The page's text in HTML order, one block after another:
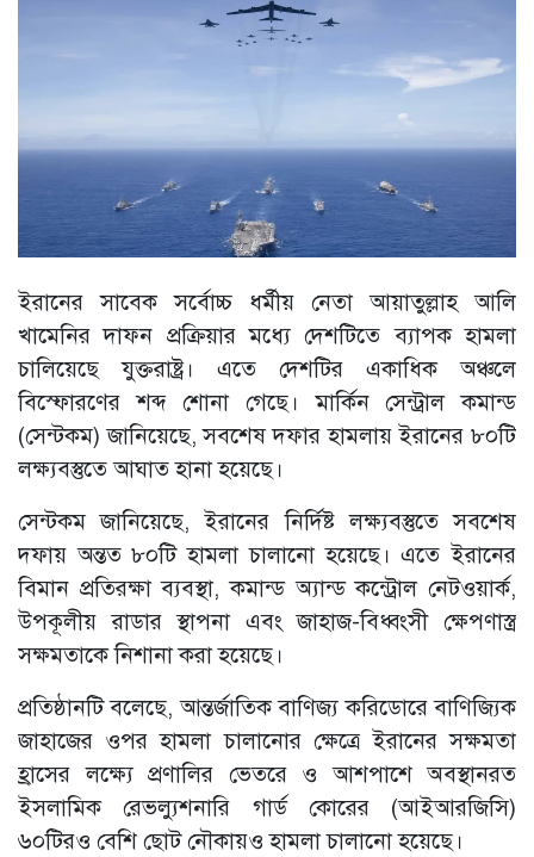
ইরানের সাবেক সর্বোচ্চ ধর্মীয় নেতা আয়াতুল্লাহ আলি
খামেনির দাফন প্রক্রিয়ার মধ্যে দেশটিতে ব্যাপক হামলা
চালিয়েছে যুক্তরাষ্ট্র। এতে দেশটির একাধিক অঞ্চলে
বিস্ফোরণের শব্দ শোনা গেছে। মার্কিন সেন্ট্রাল কমান্ড
(সেন্টকম) জানিয়েছে, সবশেষ দফার হামলায় ইরানের ৮০টি
লক্ষ্যবস্তুতে আঘাত হানা হয়েছে।
সেন্টকম জানিয়েছে, ইরানের নির্দিষ্ট লক্ষ্যবস্তুতে সবশেষ
দফায় অন্তত ৮০টি হামলা চালানো হয়েছে। এতে ইরানের
বিমান প্রতিরক্ষা ব্যবস্থা, কমান্ড অ্যান্ড কন্ট্রোল নেটওয়ার্ক,
উপকূলীয় রাডার স্থাপনা এবং জাহাজ-বিধ্বংসী ক্ষেপণাস্ত্র
সক্ষমতাকে নিশানা করা হয়েছে।
প্রতিষ্ঠানটি বলেছে, আন্তর্জাতিক বাণিজ্য করিডোরে বাণিজ্যিক
জাহাজের ওপর হামলা চালানোর ক্ষেত্রে ইরানের সক্ষমতা
হ্রাসের লক্ষ্যে প্রণালির ভেতরে ও আশপাশে অবস্থানরত
ইসলামিক রেভল্যুশনারি গার্ড কোরের (আইআরজিসি)
৬০টিরও বেশি ছোট নৌকায়ও হামলা চালানো হয়েছে।